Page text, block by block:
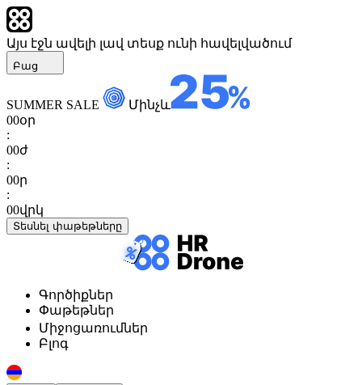
Այս էջն ավելի լավ տեսք ունի հավելվածում
Բաց
SUMMER SALE
Մինչև
00օր
:
00ժ
:
00ր
:
00վրկ
Տեսնել փաթեթները
Գործիքներ
Փաթեթներ
Միջոցառումներ
Բլոգ